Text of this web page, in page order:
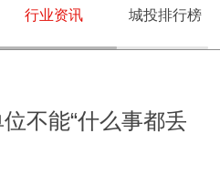
行业资讯 城投排行榜
不能“什么事都丢